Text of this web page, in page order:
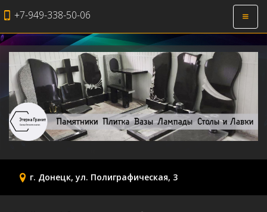
+7-949-338-50-06
г. Донецк, ул. Полиграфическая, 3